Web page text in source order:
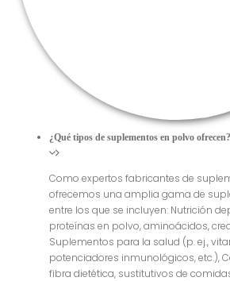
¿Qué tipos de suplementos en polvo ofrecen?
Como expertos fabricantes de
ofrecemos una amplia gama de
entre los que se incluyen: Nutrición
proteínas en polvo, aminoácidos,
Suplementos para la salud (p. ej.,
potenciadores inmunológicos, etc.),
fibra dietética, sustitutivos de